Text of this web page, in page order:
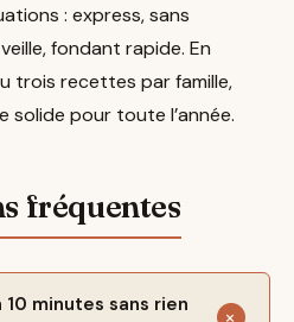
: express, sans
fondant rapide. En
trois recettes par famille,
solide pour toute l’année.
minutes sans rien